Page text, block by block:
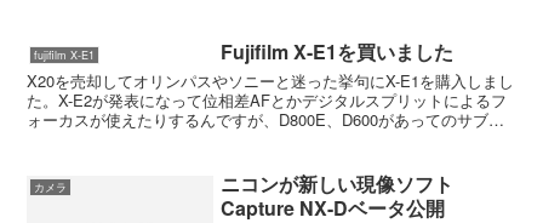
fujifilm X-E1 Fujifilm X-E1を買いました
X20を売却してオリンパスやソニーと迷った挙句にX-E1を購入しまし
た。X-E2が発表になって位相差AFとかデジタルスプリットによるフ
ォーカスが使えたりするんですが、D800E、D600があってのサブな
カメラ
ニコンが新しい現像ソフト
Capture NX-Dベータ公開